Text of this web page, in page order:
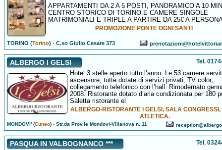
APPARTAMENTI DA 2 A 5 POSTI, PANORAMICO A 10
CENTRO STORICO DI TORINO.E CAMERE SINGOLE
MATRIMONIALI E TRIPLE A PARTIRE DA 25€ A
PROMOZIONE PONTE OGNI SANTI
TORINO (Torino) -C.so Giulio Cesare 373
ALBERGO I GELSI Tel.
Hotel 3 stelle aperto tutto l’anno. Le 53 camere
ascensore, tutte dotate di servizi privati, TV color,
collegamento telefonico con l’hall. Rimodernato
2008. Ristorante dotato d’aria condizionata per 180
Saletta ristorante el
ALBERGO-RISTORANTE I GELSI, SALA CONGRESSI,
ATLETICA.
MONDOVI' (Cuneo) -Str.da Prov.le Mondovì-Villanova n. 11
PASQUA IN VALBOGNANCO *** Tel.